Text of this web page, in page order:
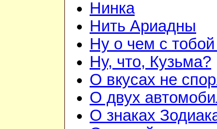
Нинка
Нить Ариадны
Ну о чем с тобой
Ну, что, Кузьма?
О вкусах не
О двух
О знаках